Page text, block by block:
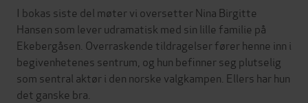
I bokas siste del møter vi oversetter Nina Birgitte
Hansen som lever udramatisk med sin lille familie på
Ekebergåsen. Overraskende tildragelser fører henne inn i
begivenhetenes sentrum, og hun befinner seg plutselig
som sentral aktør i den norske valgkampen. Ellers har hun
det ganske bra.